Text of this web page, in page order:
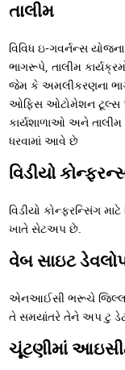
તાલીમ
વિવિધ ઇ-ગવર્નન્સ
ભાગરૂપે, તાલીમ
જેમ કે અમલીકરણના
ઓફિસ ઓટોમેશન ટૂલ્સ
કાર્યશાળાઓ અને તાલીમ
ધરવામાં આવે છે
વિડીયો
વિડીયો કોન્ફરન્સિંગ
ખાતે સેટઅપ છે.
વેબ સાઇટ
એનઆઈસી ભરૂચે જિલ્લા
તે સમયાંતરે તેને અપ ટુ
ચૂંટણીમાં